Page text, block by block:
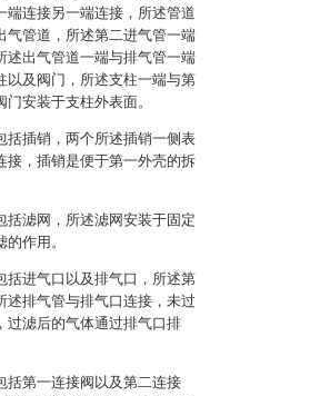
端连接另一端连接，所述管道
气管道，所述第二进气管一端
述出气管道一端与排气管一端
以及阀门，所述支柱一端与第
安装于支柱外表面。
括插销，两个所述插销一侧表
接，插销是便于第一外壳的拆
括滤网，所述滤网安装于固定
作用。
括进气口以及排气口，所述第
述排气管与排气口连接，未过
过滤后的气体通过排气口排
括第一连接阀以及第二连接